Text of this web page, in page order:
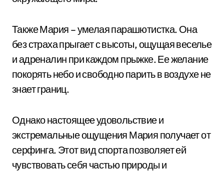
Также Мария – умелая парашютистка. Она
без страха прыгает с высоты, ощущая веселье
и адреналин при каждом прыжке. Ее желание
покорять небо и свободно парить в воздухе не
знает границ.
Однако настоящее удовольствие и
экстремальные ощущения Мария получает от
серфинга. Этот вид спорта позволяет ей
чувствовать себя частью природы и